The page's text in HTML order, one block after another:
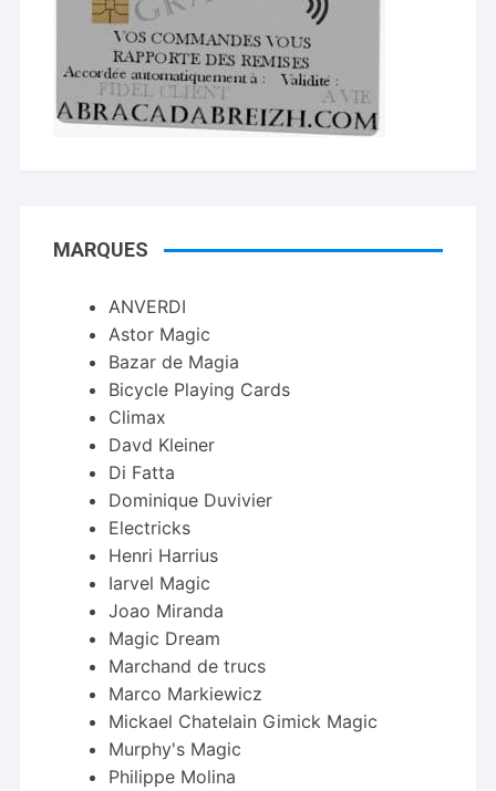
MARQUES
ANVERDI
Astor Magic
Bazar de Magia
Bicycle Playing Cards
Climax
Davd Kleiner
Di Fatta
Dominique Duvivier
Electricks
Henri Harrius
Iarvel Magic
Joao Miranda
Magic Dream
Marchand de trucs
Marco Markiewicz
Mickael Chatelain Gimick Magic
Murphy's Magic
Philippe Molina